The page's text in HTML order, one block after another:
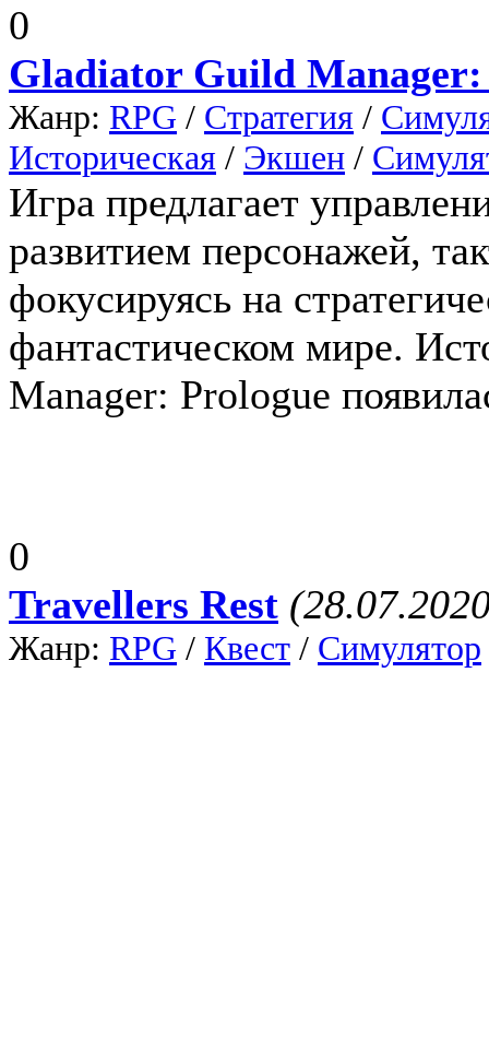
0
Gladiator Guild Manager:
Жанр: RPG / Стратегия /
Историческая / Экшен /
Игра предлагает
развитием персонажей,
фокусируясь на
фантастическом мире.
Manager: Prologue
0
Travellers Rest
Жанр: RPG / Квест / Симулятор